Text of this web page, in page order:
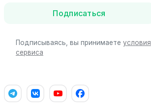
Подписаться
Подписываясь, вы принимаете условия
сервиса